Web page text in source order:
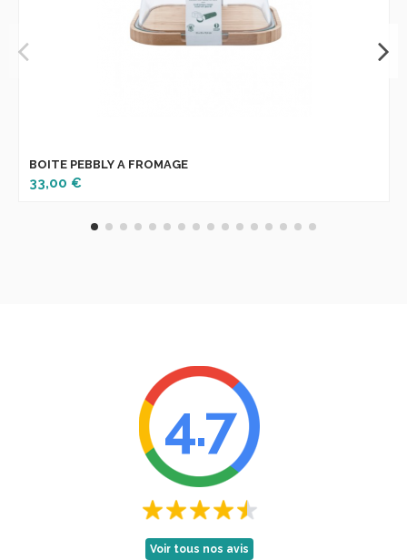
BOITE PEBBLY A FROMAGE
33,00 €
4.7
Voir tous nos avis